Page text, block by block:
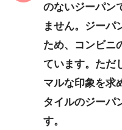
のないジーパン
ません。ジーパ
ため、コンビニ
ています。ただ
マルな印象を求
タイルのジーパ
す。